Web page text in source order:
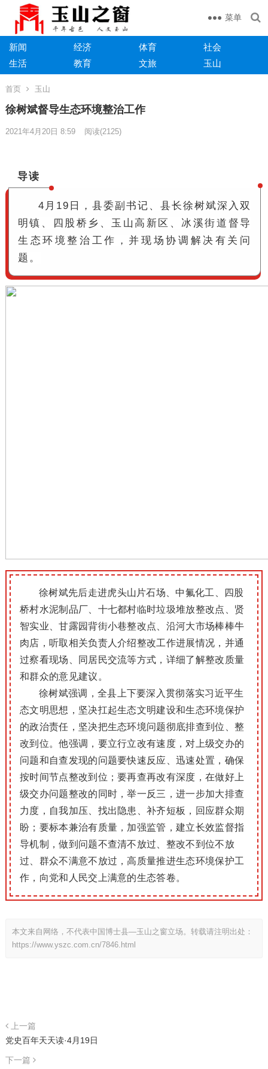
菜单
新闻 经济 体育
社会
生活
教育 文旅 玉山
首页 玉山
徐树斌督导生态环境整治工作
2021年4月20日 8:59 阅读(2125)
导读
4月19日，县委副书记、县长徐树斌深入双
明镇、四股桥乡、玉山高新区、冰溪街道督导
生态环境整治工作，并现场协调解决有关问
题。
徐树斌先后走进虎头山片石场、中氟化工、四股
桥村水泥制品厂、十七都村临时垃圾堆放整改点、贤
智实业、甘露园背街小巷整改点、沿河大市场棒棒牛
肉店，听取相关负责人介绍整改工作进展情况，并通
过察看现场、同居民交流等方式，详细了解整改质量
和群众的意见建议。
徐树斌强调，全县上下要深入贯彻落实习近平生
态文明思想，坚决扛起生态文明建设和生态环境保护
的政治责任，坚决把生态环境问题彻底排查到位、整
改到位。他强调，要立行立改有速度，对上级交办的
问题和自查发现的问题要快速反应、迅速处置，确保
按时间节点整改到位；要再查再改有深度，在做好上
级交办问题整改的同时，举一反三，进一步加大排查
力度，自我加压、找出隐患、补齐短板，回应群众期
盼；要标本兼治有质量，加强监管，建立长效监督指
导机制，做到问题不查清不放过、整改不到位不放
过、群众不满意不放过，高质量推进生态环境保护工
作，向党和人民交上满意的生态答卷。
本文来自网络，不代表中国博士县—玉山之窗立场。转载请注明出处：
https://www.yszc.com.cn/7846.html
上一篇
党史百年天天读·4月19日
下一篇